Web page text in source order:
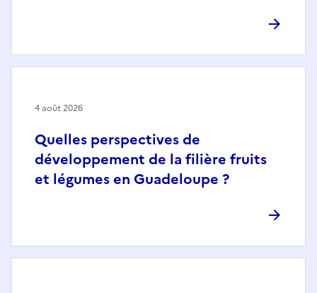
Quelles perspectives de
développement de la filière fruits
et légumes en Guadeloupe ?
4 août 2026